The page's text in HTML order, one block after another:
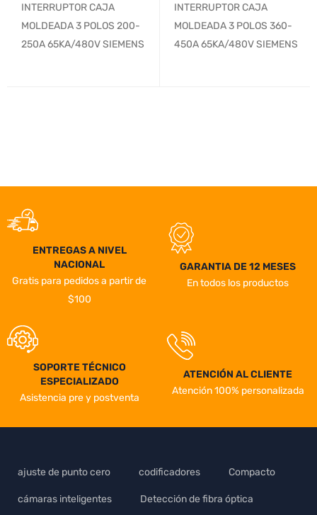
INTERRUPTOR CAJA
MOLDEADA 3 POLOS 200-
250A 65KA/480V SIEMENS
INTERRUPTOR CAJA
MOLDEADA 3 POLOS 360-
450A 65KA/480V SIEMENS
ENTREGAS A NIVEL
NACIONAL
Gratis para pedidos a partir de
$100
GARANTIA DE 12 MESES
En todos los productos
SOPORTE TÉCNICO
ESPECIALIZADO
Asistencia pre y postventa
ATENCIÓN AL CLIENTE
Atención 100% personalizada
ajuste de punto cero codificadores Compacto
cámaras inteligentes Detección de fibra óptica